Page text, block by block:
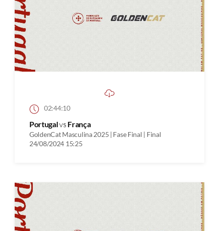
02:44:10
Portugalvs França
GoldenCat Masculina 2025 | Fase Final | Final
24/08/2024 15:25